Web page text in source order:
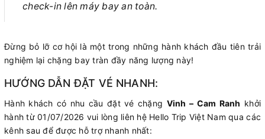
check-in lên máy bay an toàn.
Đừng bỏ lỡ cơ hội là một trong những hành khách đầu tiên trải
nghiệm lại chặng bay tràn đầy năng lượng này!
HƯỚNG DẪN ĐẶT VÉ NHANH:
Hành khách có nhu cầu đặt vé chặng Vinh – Cam Ranh khởi
hành từ 01/07/2026 vui lòng liên hệ Hello Trip Việt Nam qua các
kênh sau để được hỗ trợ nhanh nhất: